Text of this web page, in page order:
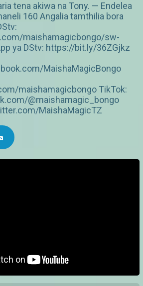
tena akiwa na Tony. — Endelea
160 Angalia tamthilia bora
maishamagicbongo/sw-
ya DStv: https://bit.ly/36ZGjkz
MaishaMagicBongo
maishamagicbongo TikTok:
@maishamagic_bongo
MaishaMagicTZ